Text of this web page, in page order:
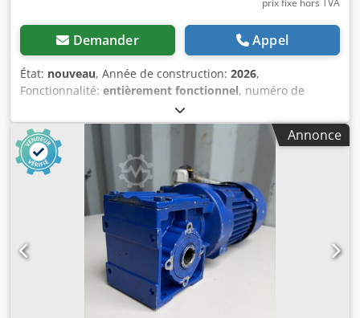
Demander Appel
État: nouveau, Année de construction: 2026,
Fonctionnalité: entièrement fonctionnel, numéro de
EAN0729389556525
par section de stockage:3 000 kg, longueur totale:34 000
mm, hauteur totale:
, dégagement entre les
colonnes:
2 700 mm, hauteur de l'étagère:
nombre de rangées d'étagères:4, portée libre:
capacité de charge:9 000 kg, emplacements pour palettes:
108 palettes européennes, hauteur du cadre:
largeur du châssis:
1 100 mm, charge par paire de fermes
(max.):
, longueur de l'étagère:34 000 mm
longueur de support:
2 700 mm, 4 rangées de rayonnages
à palettes (4 x M35112711-2) chacune de 8,5 m de
longueur, 3,5 m de hauteur, 1,1 m de profondeur, chacune
comprenant 3 travées de 2,7 m de largeur, Dwsdpfxjzk
Annonce